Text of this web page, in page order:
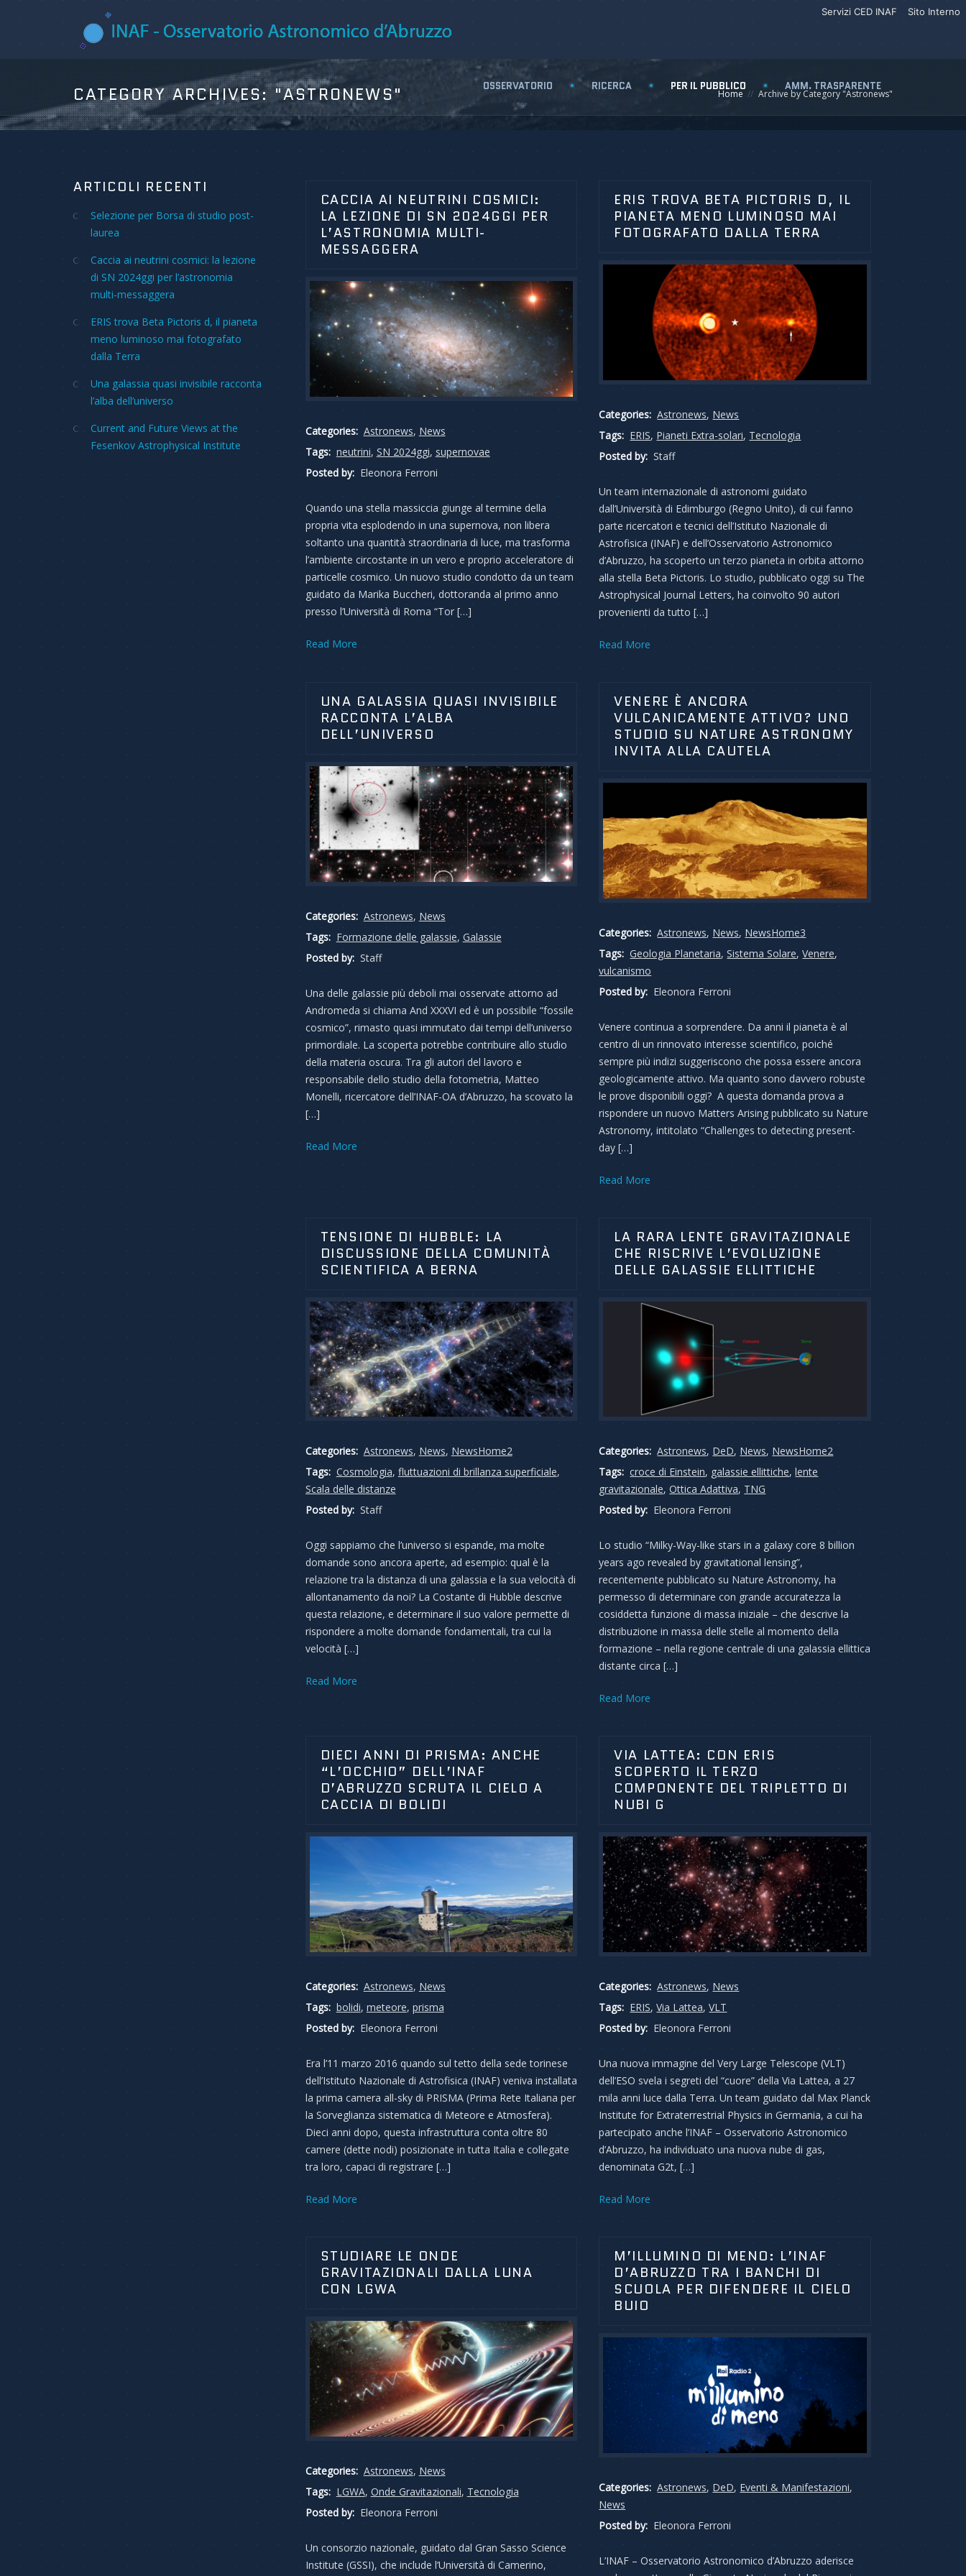
Sito Interno
Servizi CED INAF
OSSERVATORIO RICERCA PER IL PUBBLICO AMM. TRASPARENTE
CATEGORY ARCHIVES:"ASTRONEWS" Home Archive by Category "Astronews"
CACCIA AI NEUTRINI COSMICI:
LA LEZIONE DI SN 2024GGI PER
L’ASTRONOMIA MULTI-
MESSAGGERA
Categories: Astronews, News
Tags: neutrini, SN 2024ggi, supernovae
Posted by: Eleonora Ferroni
Quando una stella massiccia giunge al termine della
propria vita esplodendo in una supernova, non libera
soltanto una quantità straordinaria di luce, ma trasforma
l’ambiente circostante in un vero e proprio acceleratore di
particelle cosmico. Un nuovo studio condotto da un team
guidato da Marika Buccheri, dottoranda al primo anno
presso l’Università di Roma “Tor […]
Read More
ERIS TROVA BETA PICTORIS D, IL
PIANETA MENO LUMINOSO MAI
FOTOGRAFATO DALLA TERRA
Categories: Astronews, News
Tags: ERIS, Pianeti Extra-solari, Tecnologia
Posted by: Staff
Un team internazionale di astronomi guidato
dall’Università di Edimburgo (Regno Unito), di cui fanno
parte ricercatori e tecnici dell’Istituto Nazionale di
Astrofisica (INAF) e dell’Osservatorio Astronomico
d’Abruzzo, ha scoperto un terzo pianeta in orbita attorno
alla stella Beta Pictoris. Lo studio, pubblicato oggi su The
Astrophysical Journal Letters, ha coinvolto 90 autori
provenienti da tutto […]
Read More
UNA GALASSIA QUASI INVISIBILE
RACCONTA L’ALBA
DELL’UNIVERSO
Categories: Astronews, News
Tags: Formazione delle galassie, Galassie
Posted by: Staff
Una delle galassie più deboli mai osservate attorno ad
Andromeda si chiama And XXXVI ed è un possibile “fossile
cosmico”, rimasto quasi immutato dai tempi dell’universo
primordiale. La scoperta potrebbe contribuire allo studio
della materia oscura. Tra gli autori del lavoro e
responsabile dello studio della fotometria, Matteo
Monelli, ricercatore dell’INAF-OA d’Abruzzo, ha scovato la
[…]
Read More
VENERE È ANCORA
VULCANICAMENTE ATTIVO? UNO
STUDIO SU NATURE ASTRONOMY
INVITA ALLA CAUTELA
Categories: Astronews, News, NewsHome3
Tags: Geologia Planetaria,Sistema Solare,Venere,
vulcanismo
Posted by: Eleonora Ferroni
Venere continua a sorprendere. Da anni il pianeta è al
centro di un rinnovato interesse scientifico, poiché
sempre più indizi suggeriscono che possa essere ancora
geologicamente attivo. Ma quanto sono davvero robuste
le prove disponibili oggi? A questa domanda prova a
rispondere un nuovo Matters Arising pubblicato su Nature
Astronomy, intitolato “Challenges to detecting present-
day […]
Read More
TENSIONE DI HUBBLE: LA
DISCUSSIONE DELLA COMUNITÀ
SCIENTIFICA A BERNA
Categories: Astronews, News, NewsHome2
Tags: Cosmologia, fluttuazioni di brillanza superficiale,
Scala delle distanze
Posted by: Staff
Oggi sappiamo che l’universo si espande, ma molte
domande sono ancora aperte, ad esempio: qual è la
relazione tra la distanza di una galassia e la sua velocità di
allontanamento da noi? La Costante di Hubble descrive
questa relazione, e determinare il suo valore permette di
rispondere a molte domande fondamentali, tra cui la
velocità […]
Read More
LA RARA LENTE GRAVITAZIONALE
CHE RISCRIVE L’EVOLUZIONE
DELLE GALASSIE ELLITTICHE
Categories: Astronews, DeD, News, NewsHome2
Tags: croce di Einstein, galassie ellittiche,lente
gravitazionale,Ottica Adattiva, TNG
Posted by: Eleonora Ferroni
Lo studio “Milky-Way-like stars in a galaxy core 8 billion
years ago revealed by gravitational lensing”,
recentemente pubblicato su Nature Astronomy, ha
permesso di determinare con grande accuratezza la
cosiddetta funzione di massa iniziale – che descrive la
distribuzione in massa delle stelle al momento della
formazione – nella regione centrale di una galassia ellittica
distante circa […]
Read More
DIECI ANNI DI PRISMA: ANCHE
“L’OCCHIO” DELL’INAF
D’ABRUZZO SCRUTA IL CIELO A
CACCIA DI BOLIDI
Categories: Astronews, News
Tags: bolidi,meteore, prisma
Posted by: Eleonora Ferroni
Era l’11 marzo 2016 quando sul tetto della sede torinese
dell’Istituto Nazionale di Astrofisica (INAF) veniva installata
la prima camera all-sky di PRISMA (Prima Rete Italiana per
la Sorveglianza sistematica di Meteore e Atmosfera).
Dieci anni dopo, questa infrastruttura conta oltre 80
camere (dette nodi) posizionate in tutta Italia e collegate
tra loro, capaci di registrare […]
Read More
VIA LATTEA: CON ERIS
SCOPERTO IL TERZO
COMPONENTE DEL TRIPLETTO DI
NUBI G
Categories: Astronews, News
Tags: ERIS,Via Lattea,VLT
Posted by: Eleonora Ferroni
Una nuova immagine del Very Large Telescope (VLT)
dell’ESO svela i segreti del “cuore” della Via Lattea, a 27
mila anni luce dalla Terra. Un team guidato dal Max Planck
Institute for Extraterrestrial Physics in Germania, a cui ha
partecipato anche l’INAF – Osservatorio Astronomico
d’Abruzzo, ha individuato una nuova nube di gas,
denominata G2t, […]
Read More
STUDIARE LE ONDE
GRAVITAZIONALI DALLA LUNA
CON LGWA
Categories: Astronews, News
Tags: LGWA, Onde Gravitazionali, Tecnologia
Posted by: Eleonora Ferroni
Un consorzio nazionale, guidato dal Gran Sasso Science
Institute (GSSI), che include l’Università di Camerino,
M’ILLUMINO DI MENO: L’INAF
D’ABRUZZO TRA I BANCHI DI
SCUOLA PER DIFENDERE IL CIELO
BUIO
Categories: Astronews, DeD, Eventi & Manifestazioni,
News
Posted by: Eleonora Ferroni
L’INAF – Osservatorio Astronomico d’Abruzzo aderisce
ARTICOLI RECENTI
Selezione per Borsa di studio post-
laurea
Caccia ai neutrini cosmici: la lezione
di SN 2024ggi per l’astronomia
multi-messaggera
ERIS trova Beta Pictoris d, il pianeta
meno luminoso mai fotografato
dalla Terra
Una galassia quasi invisibile racconta
l’alba dell’universo
Current and Future Views at the
Fesenkov Astrophysical Institute